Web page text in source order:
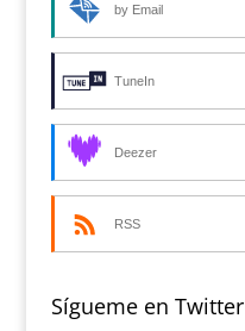
by Email
TuneIn
Deezer
RSS
Sígueme en Twitter